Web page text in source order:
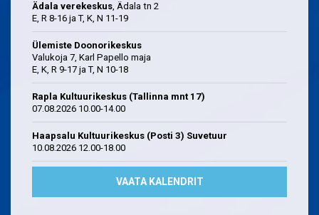
Ädala verekeskus, Ädala tn 2
E, R 8-16 ja T, K, N 11-19
Ülemiste Doonorikeskus
Valukoja 7, Karl Papello maja
E, K, R 9-17 ja T, N 10-18
Rapla Kultuurikeskus (Tallinna mnt 17)
07.08.2026 10.00-14.00
Haapsalu Kultuurikeskus (Posti 3) Suvetuur
10.08.2026 12.00-18.00
VAATA KALENDRIT